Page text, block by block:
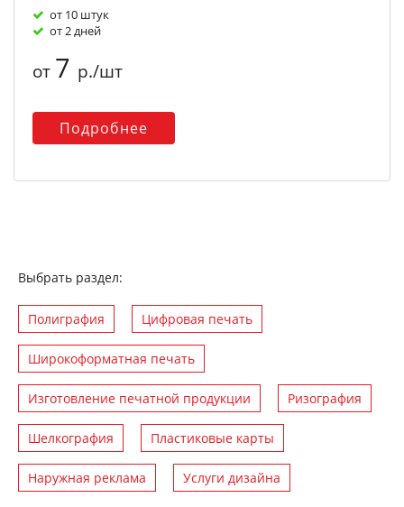
от 10 штук
от 2 дней
от 7 р./шт
Подробнее
Выбрать раздел:
Полиграфия Цифровая печать
Широкоформатная печать
Изготовление печатной продукции Ризография
Шелкография Пластиковые карты
Наружная реклама Услуги дизайна